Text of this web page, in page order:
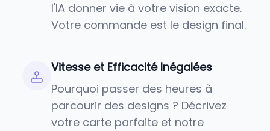
l'IA donner vie à votre vision exacte.
Votre commande est le design final.
Vitesse et Efficacité Inégalées
Pourquoi passer des heures à
parcourir des designs ? Décrivez
votre carte parfaite et notre